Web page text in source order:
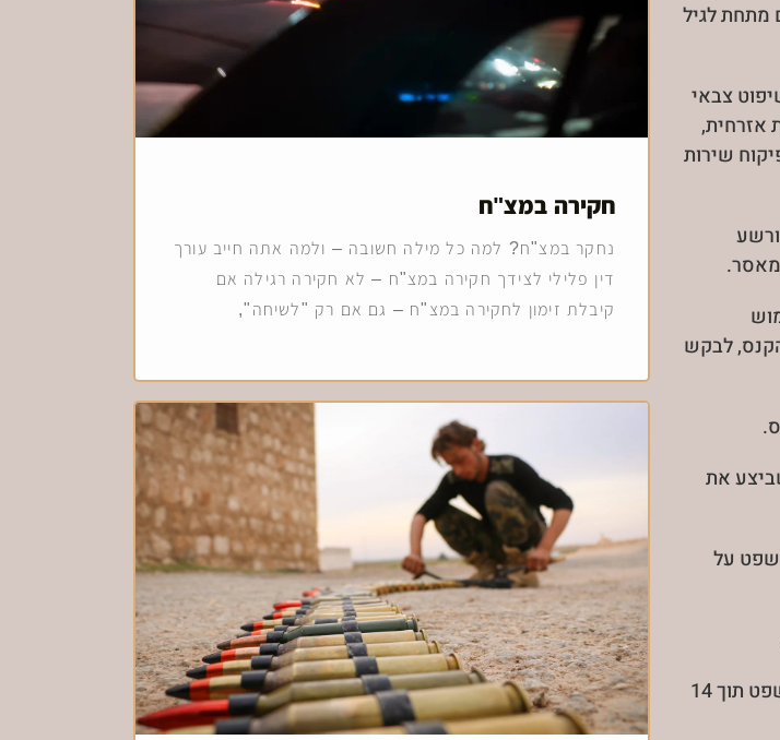
מתחת לגיל
צבאי
אזרחית,
שירות
לבקש
את
על
הוגשה בקשה לביטול הקנס ונדחתה, רשאי הנקנס להודיע על רצונו להישפט תוך 14
חקירה במצ"ח
נחקר במצ"ח? למה כל מילה חשובה – ולמה אתה חייב עורך
דין פלילי לצידך חקירה במצ"ח – לא חקירה רגילה אם
קיבלת זימון לחקירה במצ"ח – גם אם רק "לשיחה",